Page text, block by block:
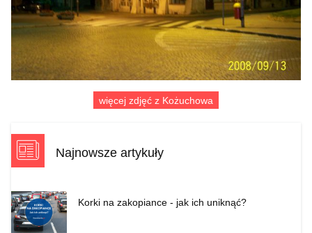
więcej zdjęć z Kożuchowa
Najnowsze artykuły
Korki na zakopiance - jak ich uniknąć?